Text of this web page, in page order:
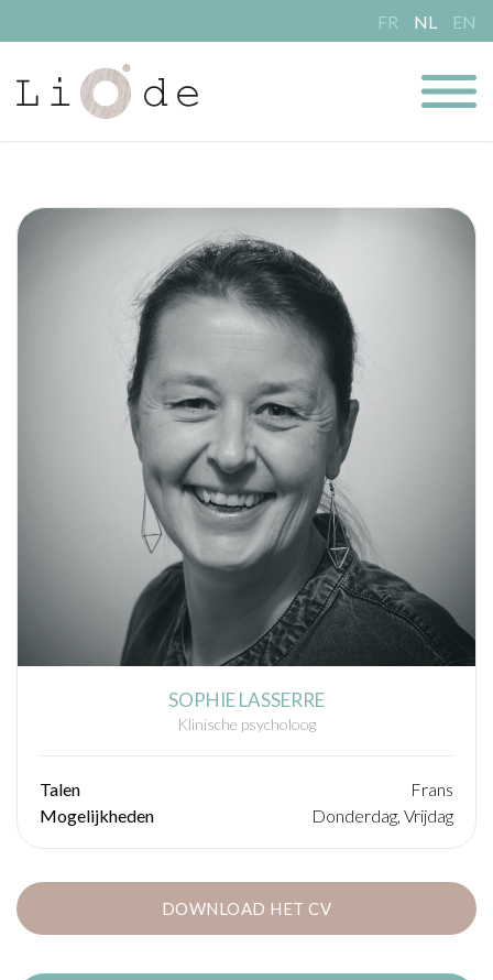
FR NL EN
SOPHIE LASSERRE
Klinische psycholoog
Talen
Frans
Mogelijkheden
Donderdag, Vrijdag
DOWNLOAD HET CV